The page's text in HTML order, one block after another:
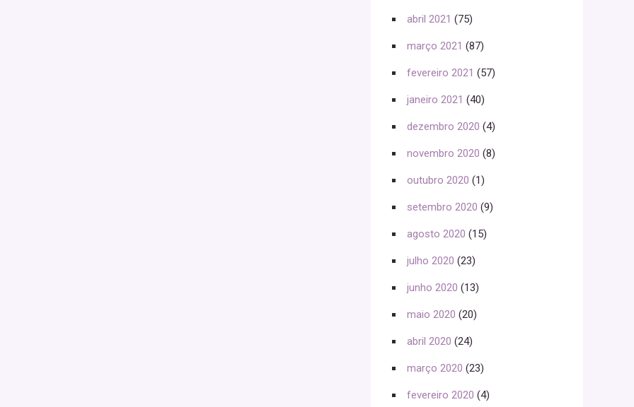
abril 2021 (75)
março 2021 (87)
fevereiro 2021 (57)
janeiro 2021 (40)
dezembro 2020 (4)
novembro 2020 (8)
outubro 2020 (1)
setembro 2020 (9)
agosto 2020 (15)
julho 2020 (23)
junho 2020 (13)
maio 2020 (20)
abril 2020 (24)
março 2020 (23)
fevereiro 2020 (4)